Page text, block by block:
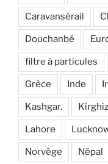
Caravansérail
Douchanbé
filtre à particules
Grèce Inde
Kashgar.
Lahore
Norvège Népal